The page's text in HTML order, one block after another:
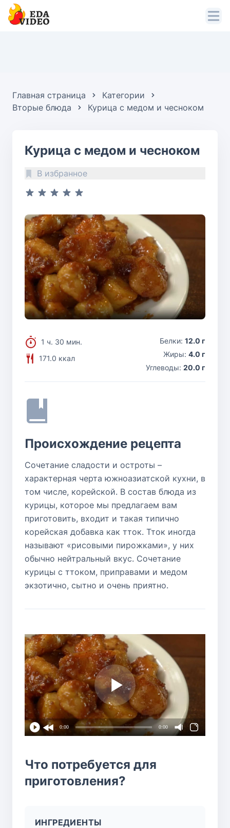
Главная страница
Категории
Вторые блюда
Курица с медом и чесноком
Курица с медом и чесноком
В избранное
1 ч. 30 мин.
171.0 ккал
Белки: 12.0 г
Жиры: 4.0 г
Углеводы: 20.0 г
Происхождение рецепта
Сочетание сладости и остроты –
характерная черта южноазиатской кухни, в
том числе, корейской. В состав блюда из
курицы, которое мы предлагаем вам
приготовить, входит и такая типично
корейская добавка как тток. Тток иногда
называют «рисовыми пирожками», у них
обычно нейтральный вкус. Сочетание
курицы с ттоком, приправами и медом
экзотично, сытно и очень приятно.
0:00 0:00
Что потребуется для
приготовления?
ИНГРЕДИЕНТЫ